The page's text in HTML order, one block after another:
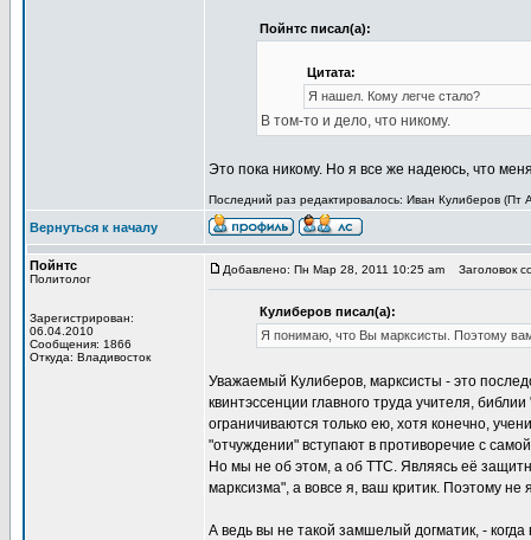
Пойнтс писал(а):
Цитата:
Я нашел. Кому легче стало?
В том-то и дело, что никому.
Это пока никому. Но я все же надеюсь, что
Последний раз редактировалось: Иван Кулиберов (Пт
Вернуться к началу
Пойнтс
Политолог
Зарегистрирован:
06.04.2010
Сообщения: 1866
Откуда: Владивосток
Добавлено: Пн Мар 28, 2011 10:25 am Заголовок
Кулиберов писал(а):
Я понимаю, что Вы марксисты. Поэтому
Уважаемый Кулиберов, марксисты - это
квинтэссенции главного труда учителя,
ограничиваются только ею, хотя конечно,
"отчуждении" вступают в противоречие с
Но мы не об этом, а об ТТС. Являясь её
марксизма", а вовсе я, ваш критик. Поэтому
А ведь вы не такой замшелый догматик, -